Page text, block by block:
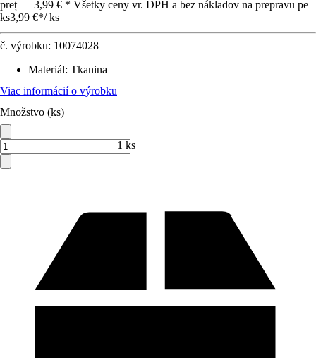
preț — 3,99 € * Všetky ceny vr. DPH a bez nákladov na prepravu pe
ks3,99 €*/ ks
č. výrobku: 10074028
Materiál: Tkanina
Viac informácií o výrobku
Množstvo (ks)
1 ks